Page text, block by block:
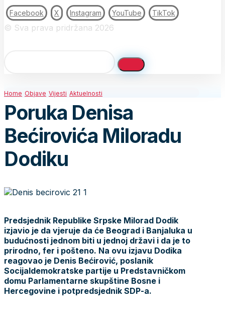
Facebook X Instagram YouTube TikTok
© Sva prava pridržana 2026
Home Objave Vijesti Aktuelnosti
Poruka Denisa
Bećirovića Miloradu
Dodiku
Predsjednik Republike Srpske Milorad Dodik
izjavio je da vjeruje da će Beograd i Banjaluka u
budućnosti jednom biti u jednoj državi i da je to
prirodno, fer i pošteno. Na ovu izjavu Dodika
reagovao je Denis Bećirović, poslanik
Socijaldemokratske partije u Predstavničkom
domu Parlamentarne skupštine Bosne i
Hercegovine i potpredsjednik SDP-a.